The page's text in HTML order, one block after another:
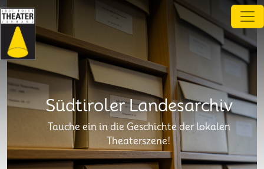
Direkt zum Inhalt
Südtiroler Landesarchiv
Tauche ein in die Geschichte der lokalen
Theaterszene!